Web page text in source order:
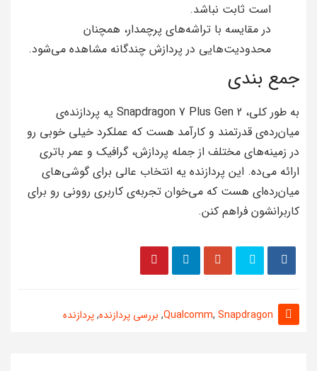
است ثابت نباشد.
در مقایسه با تراشه‌های پرچمدار، همچنان
محدودیت‌هایی در پردازش چندگانه مشاهده می‌شود.
جمع بندی
به طور کلی، Snapdragon 7 Plus Gen 2 یه پردازنده‌ی
میان‌رده‌ی قدرتمند و کارآمد هست که عملکرد خیلی خوبی رو
در زمینه‌های مختلف از جمله پردازش، گرافیک و عمر باتری
ارائه می‌ده. این پردازنده یه انتخاب عالی برای گوشی‌های
میان‌رده‌ای هست که می‌خوان تجربه‌ی کاربری روونی رو برای
کاربرانشون فراهم کنن.
Qualcomm, Snapdragon
, بررسی پردازنده,پردازنده